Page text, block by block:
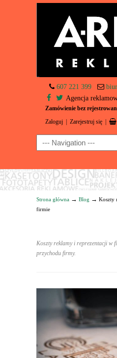
607 221 399
Agencja
Zamówienie bez
Zaloguj Zarejestruj się
Navigation
Strona główna → Blog → Koszty
firmie
Koszty reklamy i reprezentacji w
przychodu firmy.